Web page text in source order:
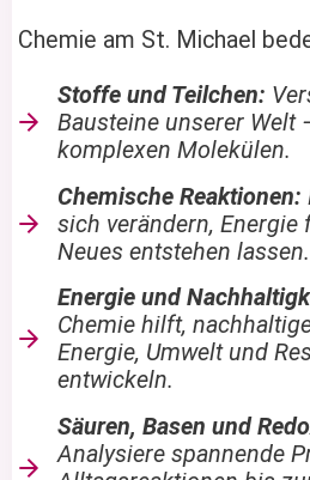
Chemie am St. Michael
Stoffe und Teilchen:
Bausteine unserer Welt
komplexen Molekülen.
Chemische Reaktionen:
sich verändern, Energie
Neues entstehen lassen.
Energie und
Chemie hilft,
Energie, Umwelt und
entwickeln.
Säuren, Basen und
Analysiere spannende